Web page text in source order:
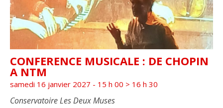
CONFERENCE MUSICALE : DE CHOPIN
A NTM
samedi 16 janvier 2027 - 15 h 00 > 16 h 30
Conservatoire Les Deux Muses